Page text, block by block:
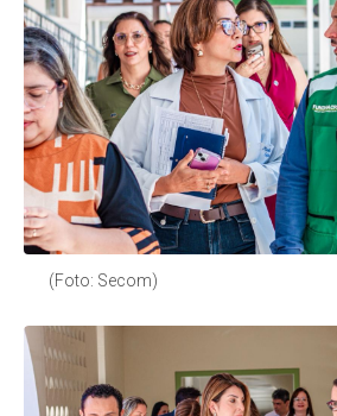
(Foto: Secom)